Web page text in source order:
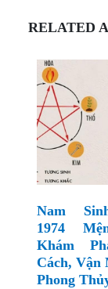
RELATED
Nam
1974
Khám
Cách, Vận
Phong